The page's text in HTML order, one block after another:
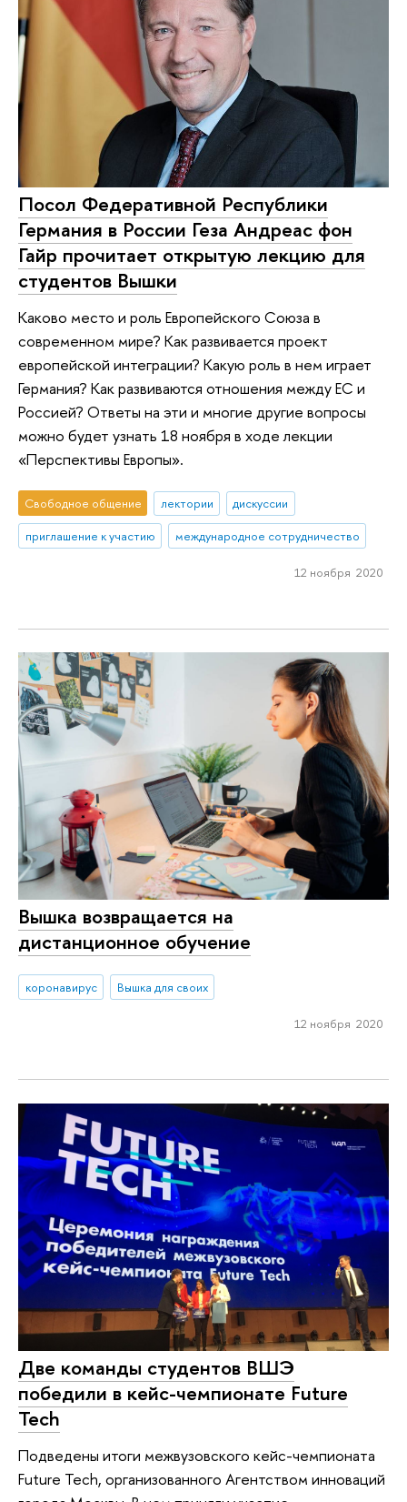
Посол Федеративной Республики
Германия в России Геза Андреас фон
Гайр прочитает открытую лекцию для
студентов Вышки
Каково место и роль Европейского Союза в
современном мире? Как развивается проект
европейской интеграции? Какую роль в нем играет
Германия? Как развиваются отношения между ЕС и
Россией? Ответы на эти и многие другие вопросы
можно будет узнать 18 ноября в ходе лекции
«Перспективы Европы».
Свободное общение лектории
дискуссии
приглашение к участию
международное сотрудничество
12 ноября 2020
Вышка возвращается на
дистанционное обучение
коронавирус Вышка для своих
12 ноября 2020
Две команды студентов ВШЭ
победили в кейс-чемпионате Future
Tech
Подведены итоги межвузовского кейс-чемпионата
Future Tech, организованного Агентством инноваций